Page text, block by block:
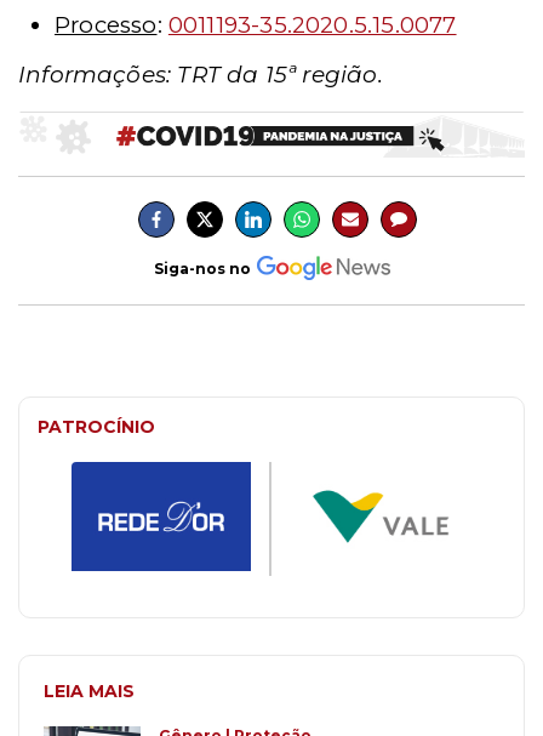
Processo: 0011193-35.2020.5.15.0077
Informações: TRT da 15ª região.
Siga-nos no
PATROCÍNIO
LEIA MAIS